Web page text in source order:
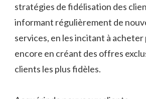
stratégies de fidélisation des
informant régulièrement de
services, en les incitant à acheter
encore en créant des offres
clients les plus fidèles.